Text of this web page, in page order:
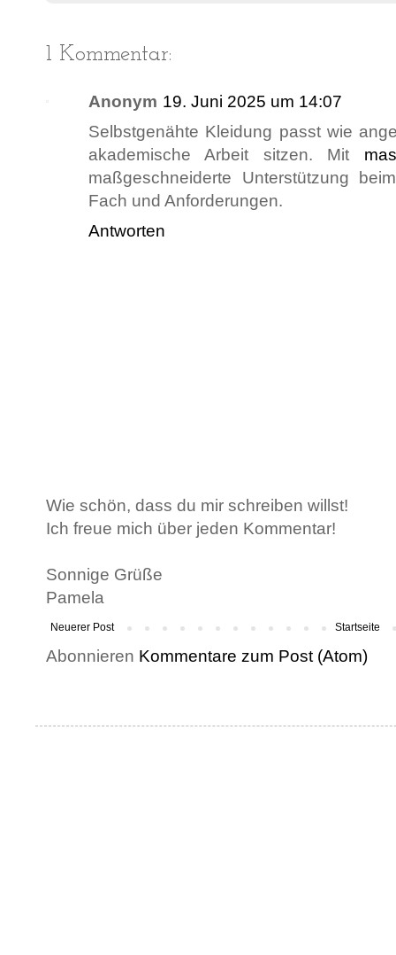
1 Kommentar:
Anonym 19. Juni 2025 um 14:07
Selbstgenähte Kleidung passt wie
akademische Arbeit sitzen. Mit
maßgeschneiderte Unterstützung
Fach und Anforderungen.
Antworten
Wie schön, dass du mir schreiben willst!
Ich freue mich über jeden Kommentar!
Sonnige Grüße
Pamela
Neuerer Post Startseite
Abonnieren Kommentare zum Post (Atom)